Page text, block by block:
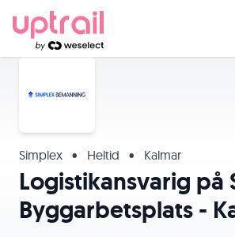
Simplex • Heltid • Kalmar
Logistikansvarig på
Byggarbetsplats -